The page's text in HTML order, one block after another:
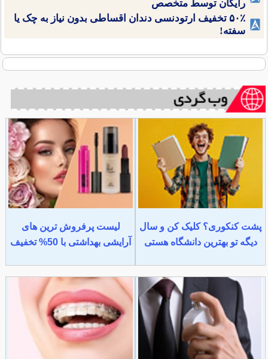
رایگان توسط متخصص
۵۰٪ تخفیف ارتودنسی دندان اقساطی بدون نیاز به چک یا
سفته!
پشت کنکوری؟ کلیک کن و سال
دیگه تو بهترین دانشگاه هستی
لیست پرفروش ترین های
آرایشی بهداشتی با 50% تخفیف